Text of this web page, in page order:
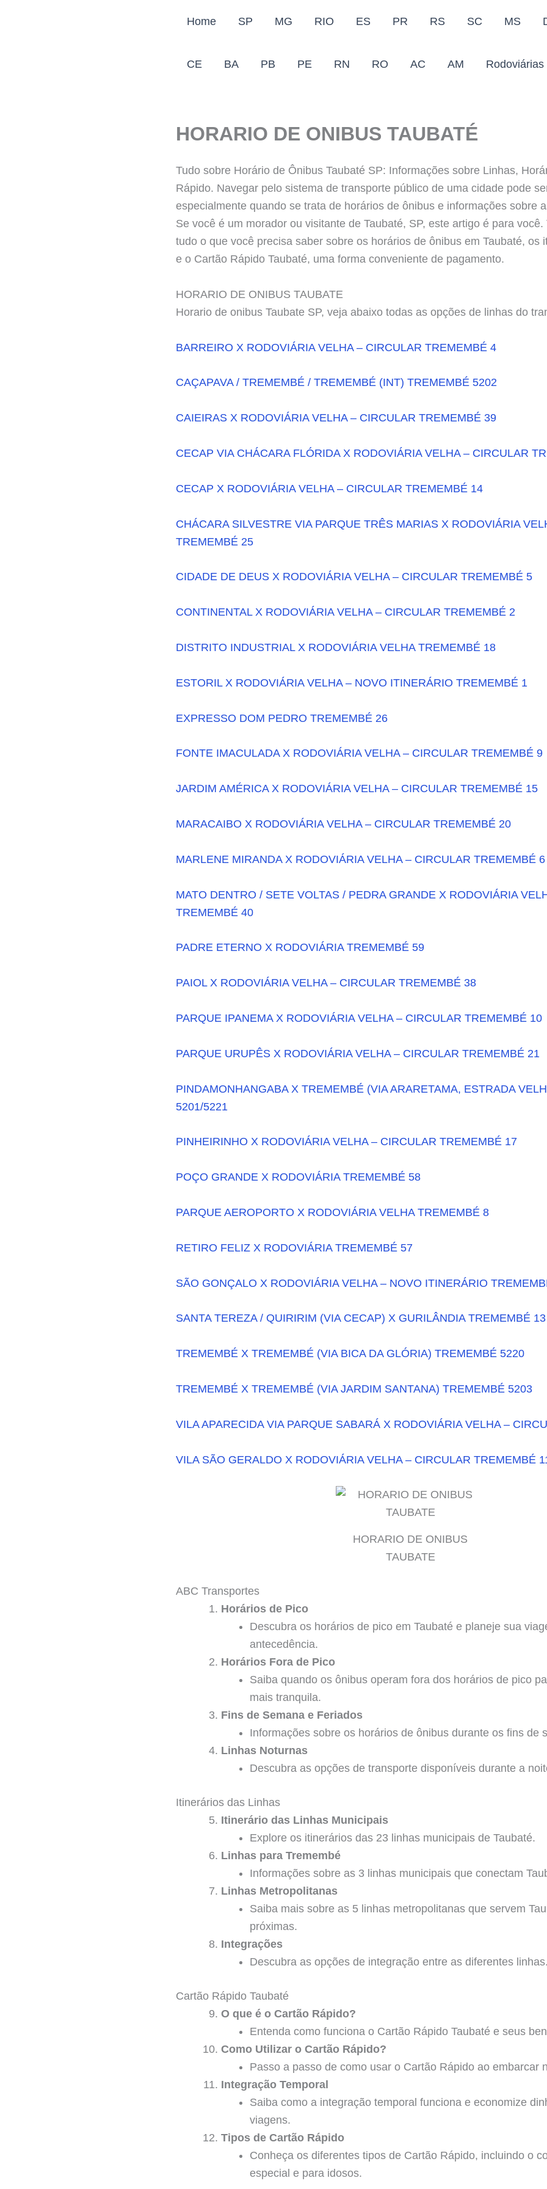
Home SP MG RIO ES PR RS SC MS
CE BA PB PE RN RO AC AM Rodoviárias
HORARIO DE ONIBUS TAUBATÉ
Tudo sobre Horário de Ônibus Taubaté SP: Informações sobre Linhas,
Rápido. Navegar pelo sistema de transporte público de uma cidade pode
especialmente quando se trata de horários de ônibus e informações sobre
Se você é um morador ou visitante de Taubaté, SP, este artigo é para
tudo o que você precisa saber sobre os horários de ônibus em Taubaté, os
e o Cartão Rápido Taubaté, uma forma conveniente de pagamento.
HORARIO DE ONIBUS TAUBATE
Horario de onibus Taubate SP, veja abaixo todas as opções de linhas do
BARREIRO X RODOVIÁRIA VELHA – CIRCULAR TREMEMBÉ 4
CAÇAPAVA / TREMEMBÉ / TREMEMBÉ (INT) TREMEMBÉ 5202
CAIEIRAS X RODOVIÁRIA VELHA – CIRCULAR TREMEMBÉ 39
CECAP VIA CHÁCARA FLÓRIDA X RODOVIÁRIA VELHA – CIRCULAR
CECAP X RODOVIÁRIA VELHA – CIRCULAR TREMEMBÉ 14
CHÁCARA SILVESTRE VIA PARQUE TRÊS MARIAS X RODOVIÁRIA
TREMEMBÉ 25
CIDADE DE DEUS X RODOVIÁRIA VELHA – CIRCULAR TREMEMBÉ 5
CONTINENTAL X RODOVIÁRIA VELHA – CIRCULAR TREMEMBÉ 2
DISTRITO INDUSTRIAL X RODOVIÁRIA VELHA TREMEMBÉ 18
ESTORIL X RODOVIÁRIA VELHA – NOVO ITINERÁRIO TREMEMBÉ 1
EXPRESSO DOM PEDRO TREMEMBÉ 26
FONTE IMACULADA X RODOVIÁRIA VELHA – CIRCULAR TREMEMBÉ 9
JARDIM AMÉRICA X RODOVIÁRIA VELHA – CIRCULAR TREMEMBÉ 15
MARACAIBO X RODOVIÁRIA VELHA – CIRCULAR TREMEMBÉ 20
MARLENE MIRANDA X RODOVIÁRIA VELHA – CIRCULAR TREMEMBÉ 6
MATO DENTRO / SETE VOLTAS / PEDRA GRANDE X RODOVIÁRIA
TREMEMBÉ 40
PADRE ETERNO X RODOVIÁRIA TREMEMBÉ 59
PAIOL X RODOVIÁRIA VELHA – CIRCULAR TREMEMBÉ 38
PARQUE IPANEMA X RODOVIÁRIA VELHA – CIRCULAR TREMEMBÉ 10
PARQUE URUPÊS X RODOVIÁRIA VELHA – CIRCULAR TREMEMBÉ 21
PINDAMONHANGABA X TREMEMBÉ (VIA ARARETAMA, ESTRADA
5201/5221
PINHEIRINHO X RODOVIÁRIA VELHA – CIRCULAR TREMEMBÉ 17
POÇO GRANDE X RODOVIÁRIA TREMEMBÉ 58
PARQUE AEROPORTO X RODOVIÁRIA VELHA TREMEMBÉ 8
RETIRO FELIZ X RODOVIÁRIA TREMEMBÉ 57
SÃO GONÇALO X RODOVIÁRIA VELHA – NOVO ITINERÁRIO
SANTA TEREZA / QUIRIRIM (VIA CECAP) X GURILÂNDIA TREMEMBÉ 13
TREMEMBÉ X TREMEMBÉ (VIA BICA DA GLÓRIA) TREMEMBÉ 5220
TREMEMBÉ X TREMEMBÉ (VIA JARDIM SANTANA) TREMEMBÉ 5203
VILA APARECIDA VIA PARQUE SABARÁ X RODOVIÁRIA VELHA –
VILA SÃO GERALDO X RODOVIÁRIA VELHA – CIRCULAR TREMEMBÉ
HORARIO DE ONIBUS
TAUBATE
ABC Transportes
Horários de Pico
Descubra os horários de pico em Taubaté e planeje sua
antecedência.
Horários Fora de Pico
Saiba quando os ônibus operam fora dos horários de pico
mais tranquila.
Fins de Semana e Feriados
Informações sobre os horários de ônibus durante os fins de
Linhas Noturnas
Descubra as opções de transporte disponíveis durante a
Itinerários das Linhas
Itinerário das Linhas Municipais
Explore os itinerários das 23 linhas municipais de Taubaté.
Linhas para Tremembé
Informações sobre as 3 linhas municipais que conectam
Linhas Metropolitanas
Saiba mais sobre as 5 linhas metropolitanas que servem
próximas.
Integrações
Descubra as opções de integração entre as diferentes
Cartão Rápido Taubaté
O que é o Cartão Rápido?
Entenda como funciona o Cartão Rápido Taubaté e seus
Como Utilizar o Cartão Rápido?
Passo a passo de como usar o Cartão Rápido ao embarcar
Integração Temporal
Saiba como a integração temporal funciona e economize
viagens.
Tipos de Cartão Rápido
Conheça os diferentes tipos de Cartão Rápido, incluindo o
especial e para idosos.